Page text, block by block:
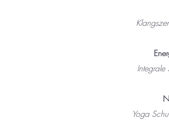
Yoga